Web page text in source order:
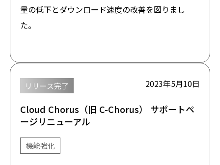
量の低下とダウンロード速度の改善を図りまし
た。
リリース完了 2023年5月10日
Cloud Chorus（旧 C-Chorus） サポートペ
ージリニューアル
機能強化